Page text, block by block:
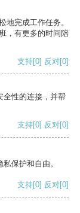
地完成工作任务。
，有更多的时间陪
支持[0] 反对[0]
全性的连接，并帮
支持[0] 反对[0]
保护和自由。
支持[0] 反对[0]